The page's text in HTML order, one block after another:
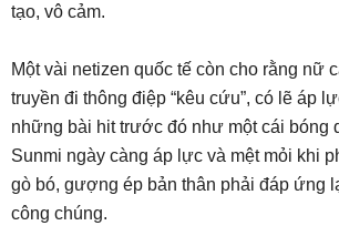
tạo, vô cảm.
Một vài netizen quốc tế còn cho rằng nữ
truyền đi thông điệp “kêu cứu”, có lẽ áp
những bài hit trước đó như một cái bóng
Sunmi ngày càng áp lực và mệt mỏi khi
gò bó, gượng ép bản thân phải đáp ứng
công chúng.